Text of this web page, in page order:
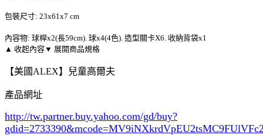
包裝尺寸: 23x61x7 cm
內容物: 球桿x2(長59cm). 球x4(4色). 造型關卡X6. 收納背袋x1
▲ 收起內容▼ 展開商品規格
【美國ALEX】兒童高爾夫
產品網址
http://tw.partner.buy.yahoo.com/gd/buy?
gdid=2733390